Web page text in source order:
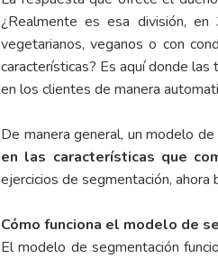
¿Realmente es esa división,
vegetarianos, veganos o con
características? Es aquí donde las
en los clientes de manera
De manera general, un modelo
en las características que
ejercicios de segmentación,
Cómo funciona el modelo de
El modelo de segmentación